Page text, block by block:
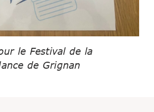
le Festival de la
de Grignan